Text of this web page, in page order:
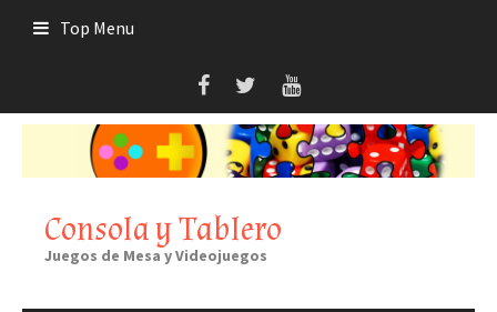
Top Menu
Consola y Tablero
Juegos de Mesa y Videojuegos